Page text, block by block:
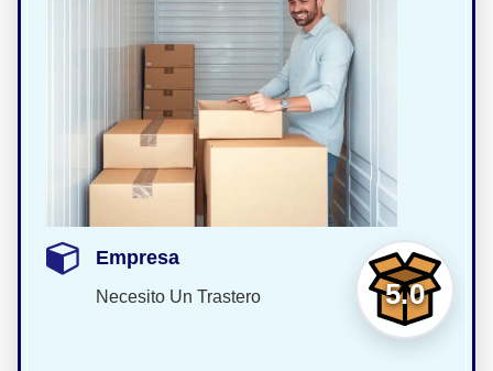
5.0
Empresa
Necesito Un Trastero